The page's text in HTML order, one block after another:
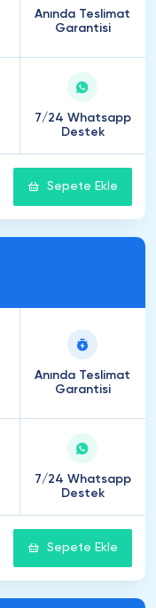
Anında Teslimat
Garantisi
7/24 Whatsapp
Destek
Sepete Ekle
Anında Teslimat
Garantisi
7/24 Whatsapp
Destek
Sepete Ekle